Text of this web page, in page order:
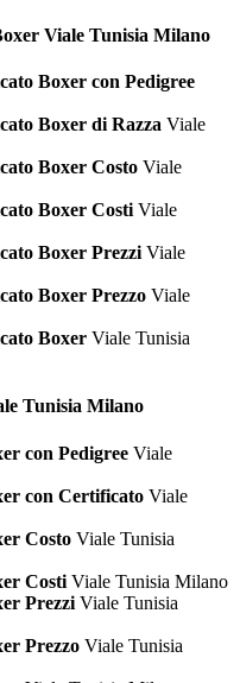
Viale Tunisia Milano
Boxer con Pedigree
Boxer di Razza Viale
Boxer Costo Viale
Boxer Costi Viale
Boxer Prezzi Viale
Boxer Prezzo Viale
Boxer Viale Tunisia
Tunisia Milano
con Pedigree Viale
con Certificato Viale
Costo Viale Tunisia
Costi Viale Tunisia Milano
Prezzi Viale Tunisia
Prezzo Viale Tunisia